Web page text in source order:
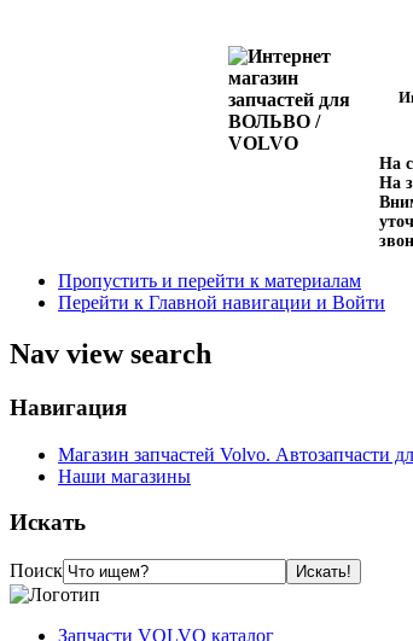
На
На
Пропустить и перейти к материалам
Перейти к Главной навигации и Войти
Nav view search
Навигация
Магазин запчастей Volvo. Автозапчасти
Наши магазины
Искать
Поиск
Запчасти VOLVO каталог